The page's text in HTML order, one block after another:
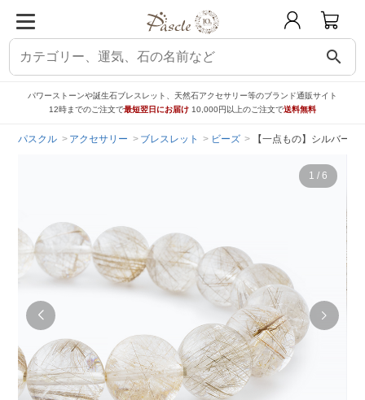
search
パワーストーンや誕生石ブレスレット、天然石アクセサリー等のブランド通販サイト
12時までのご注文で最短翌日にお届け 10,000円以上のご注文で送料無料
パスクル アクセサリー ブレスレット ビーズ 【一点もの】シルバー
1 / 6